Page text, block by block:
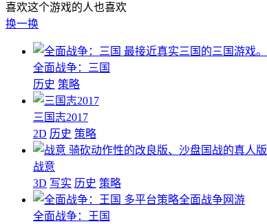
喜欢这个游戏的人也喜欢
换一换
最接近真实三国的三国游戏。
全面战争：三国
历史 策略
三国志2017
2D 历史 策略
骑砍动作性的改良版、沙盘国战的真人版
战意
3D 写实 历史 策略
多平台策略全面战争网游
全面战争：王国